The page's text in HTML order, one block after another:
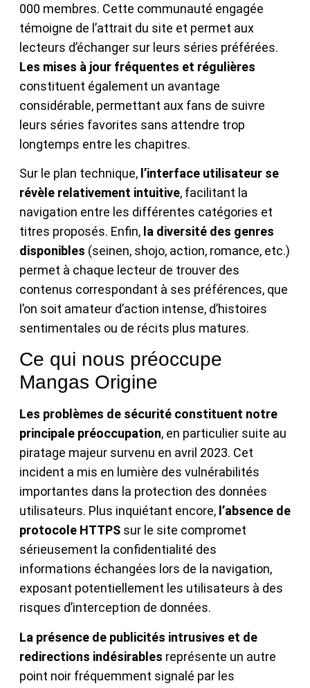
000 membres. Cette communauté engagée
témoigne de l’attrait du site et permet aux
lecteurs d’échanger sur leurs séries préférées.
Les mises à jour fréquentes et régulières
constituent également un avantage
considérable, permettant aux fans de suivre
leurs séries favorites sans attendre trop
longtemps entre les chapitres.
Sur le plan technique, l’interface utilisateur se
révèle relativement intuitive, facilitant la
navigation entre les différentes catégories et
titres proposés. Enfin, la diversité des genres
disponibles (seinen, shojo, action, romance, etc.)
permet à chaque lecteur de trouver des
contenus correspondant à ses préférences, que
l’on soit amateur d’action intense, d’histoires
sentimentales ou de récits plus matures.
Ce qui nous préoccupe
Mangas Origine
Les problèmes de sécurité constituent notre
principale préoccupation, en particulier suite au
piratage majeur survenu en avril 2023. Cet
incident a mis en lumière des vulnérabilités
importantes dans la protection des données
utilisateurs. Plus inquiétant encore, l’absence de
protocole HTTPS sur le site compromet
sérieusement la confidentialité des
informations échangées lors de la navigation,
exposant potentiellement les utilisateurs à des
risques d’interception de données.
La présence de publicités intrusives et de
redirections indésirables représente un autre
point noir fréquemment signalé par les